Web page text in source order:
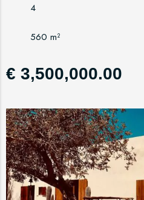
4
560 m²
€ 3,500,000.00